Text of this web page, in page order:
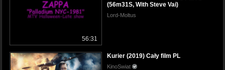
56:31
(56m31S, With Steve Vai)
Lord-Moltus
Kurier (2019) Cały film PL
KinoSwiat